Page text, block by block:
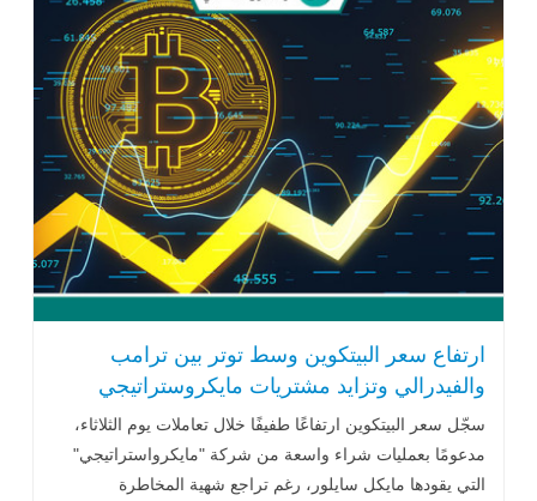
ارتفاع سعر البيتكوين وسط توتر بين ترامب
والفيدرالي وتزايد مشتريات مايكروستراتيجي
سجّل سعر البيتكوين ارتفاعًا طفيفًا خلال تعاملات يوم الثلاثاء،
مدعومًا بعمليات شراء واسعة من شركة "مايكرواستراتيجي"
التي يقودها مايكل سايلور، رغم تراجع شهية المخاطرة